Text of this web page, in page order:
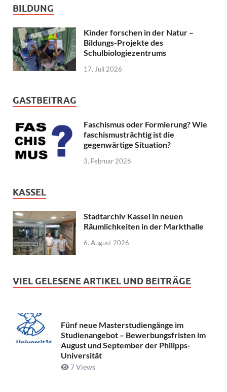
BILDUNG
Kinder forschen in der Natur –
Bildungs-Projekte des
Schulbiologiezentrums
17. Juli 2026
GASTBEITRAG
Faschismus oder Formierung? Wie
faschismusträchtig ist die
gegenwärtige Situation?
3. Februar 2026
KASSEL
Stadtarchiv Kassel in neuen
Räumlichkeiten in der Markthalle
6. August 2026
VIEL GELESENE ARTIKEL UND BEITRÄGE
Fünf neue Masterstudiengänge im
Studienangebot – Bewerbungsfristen im
August und September der Philipps-
Universität
7 Views